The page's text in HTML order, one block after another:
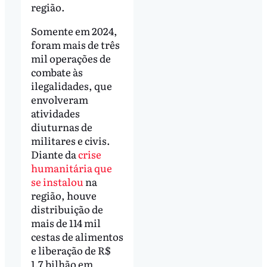
região.
Somente em 2024,
foram mais de três
mil operações de
combate às
ilegalidades, que
envolveram
atividades
diuturnas de
militares e civis.
Diante dacrise
humanitária que
se instalouna
região, houve
distribuição de
mais de 114 mil
cestas de alimentos
e liberação de R$
1,7 bilhão em